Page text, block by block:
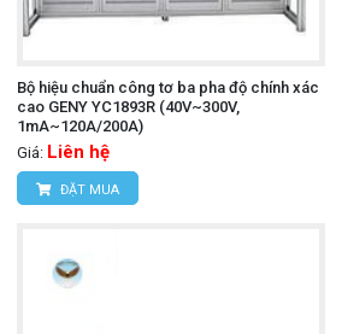
Bộ hiệu chuẩn công tơ ba pha độ chính xác
cao GENY YC1893R (40V~300V,
1mA~120A/200A)
Giá: Liên hệ
ĐẶT MUA